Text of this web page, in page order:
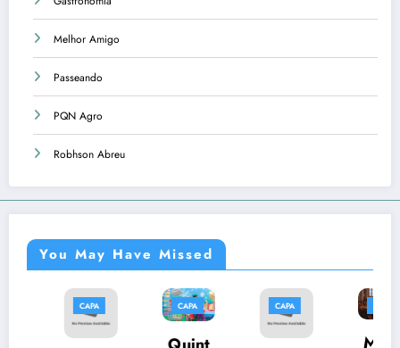
Melhor Amigo
Passeando
PQN Agro
Robhson Abreu
You May Have Missed
CAPA CAPA CAPA
Músi